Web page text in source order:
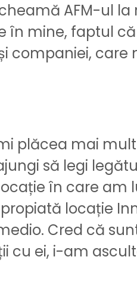
AFM-ul la
mine, faptul
companiei,
plăcea mai
să legi
în care am
locație
Cred că
cu ei, i-am